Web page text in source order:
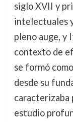
siglo XVII y
intelectuales
pleno auge, y
contexto de
se formó
desde su
caracterizaba
estudio